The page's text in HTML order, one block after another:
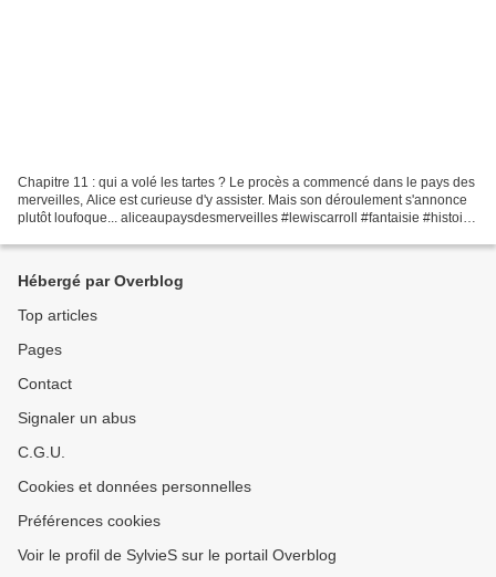
Chapitre 11 : qui a volé les tartes ? Le procès a commencé dans le pays des
merveilles, Alice est curieuse d'y assister. Mais son déroulement s'annonce
plutôt loufoque... aliceaupaysdesmerveilles #lewiscarroll #fantaisie #histoire
Hébergé par Overblog
Top articles
Pages
Contact
Signaler un abus
C.G.U.
Cookies et données personnelles
Préférences cookies
Voir le profil de SylvieS sur le portail Overblog